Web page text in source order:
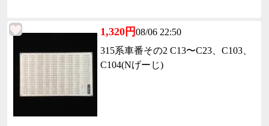
1,320円08/06 22:50
315系車番その2 C13〜C23、C103、
C104(Nげーじ)